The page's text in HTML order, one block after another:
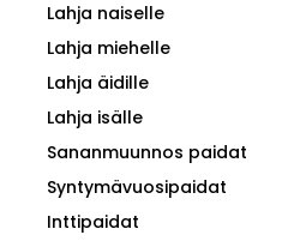
Lahja naiselle
Lahja miehelle
Lahja äidille
Lahja isälle
Sananmuunnos paidat
Syntymävuosipaidat
Inttipaidat